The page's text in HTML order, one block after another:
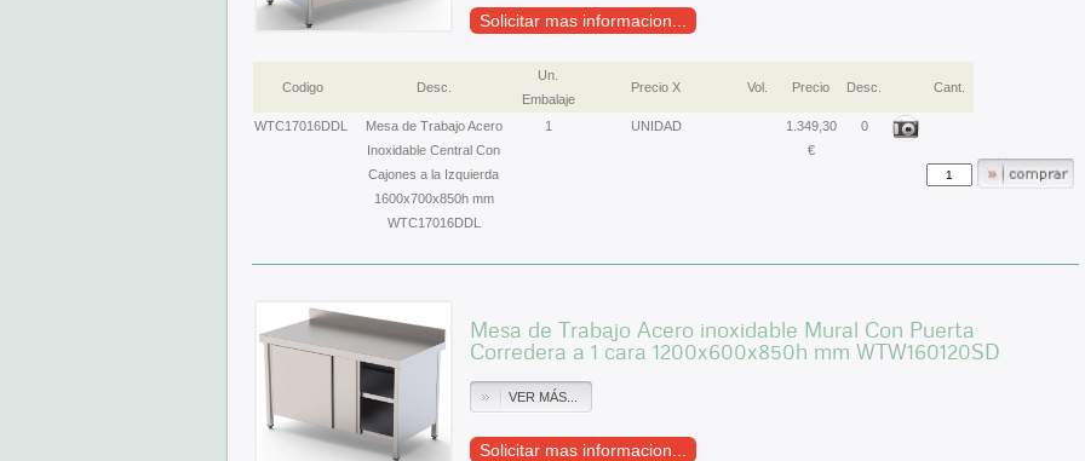
Solicitar mas informacion...
Codigo Desc.
Un.
Embalaje
Precio X Vol. Precio Desc. Cant.
WTC17016DDL
Mesa de Trabajo Acero
Inoxidable Central Con
Cajones a la Izquierda
1600x700x850h mm
WTC17016DDL
1 UNIDAD
1.349,30
€
0
Mesa de Trabajo Acero inoxidable Mural Con Puerta
Corredera a 1 cara 1200x600x850h mm WTW160120SD
VER MÁS...
Solicitar mas informacion...